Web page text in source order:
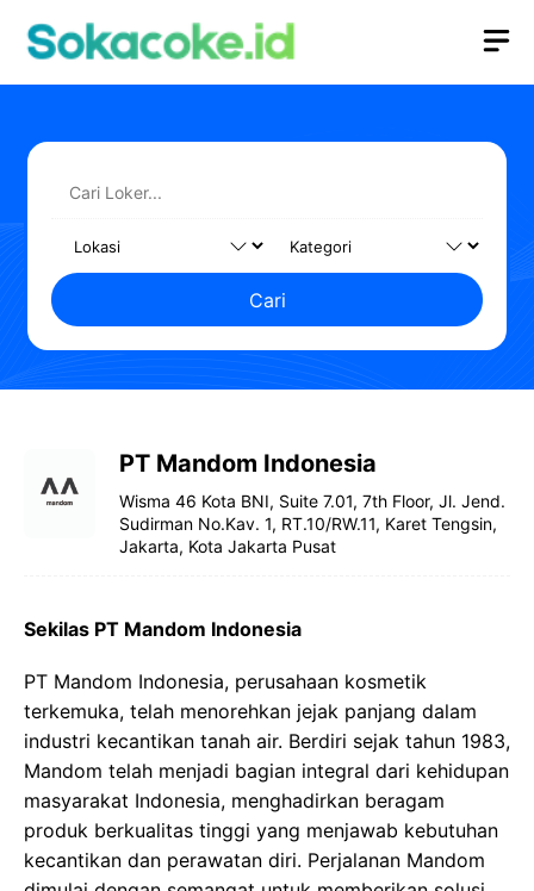
Cari
PT Mandom Indonesia
Wisma 46 Kota BNI, Suite 7.01, 7th Floor, Jl. Jend.
Sudirman No.Kav. 1, RT.10/RW.11, Karet Tengsin,
Jakarta, Kota Jakarta Pusat
Sekilas PT Mandom Indonesia
PT Mandom Indonesia, perusahaan kosmetik
terkemuka, telah menorehkan jejak panjang dalam
industri kecantikan tanah air. Berdiri sejak tahun 1983,
Mandom telah menjadi bagian integral dari kehidupan
masyarakat Indonesia, menghadirkan beragam
produk berkualitas tinggi yang menjawab kebutuhan
kecantikan dan perawatan diri. Perjalanan Mandom